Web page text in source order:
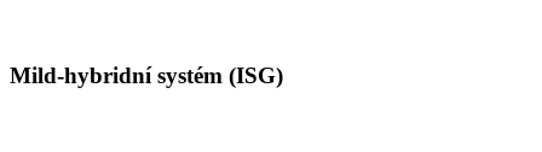
Mild-hybridní systém (ISG)